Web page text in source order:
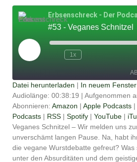
Erbsenschreck - Der
#53 - Veganes Schnitzel
Play
Episode
1x
Amazon
Deezer
RSS
YouTube
TEILEN
LINK
EMBED
Datei herunterladen | In neuem
Audiolänge: 00:38:19 | Aufgenommen
Abonnieren: Amazon | Apple Podcasts |
Podcasts | RSS | Spotify | YouTube |
Veganes Schnitzel – Wir melden uns
unverschämt langen Pause. Na, habt
die vegane Wurstdebatte gefreut? Was
unter den Absurditäten und dem